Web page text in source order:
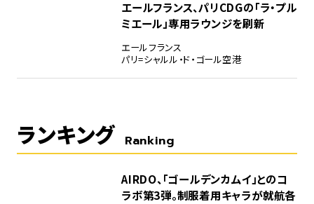
エールフランス、パリCDGの「ラ・プル
ミエール」専用ラウンジを刷新
エールフランス
パリ=シャルル・ド・ゴール空港
ランキング Ranking
AIRDO、「ゴールデンカムイ」とのコ
ラボ第3弾。制服着用キャラが就航各